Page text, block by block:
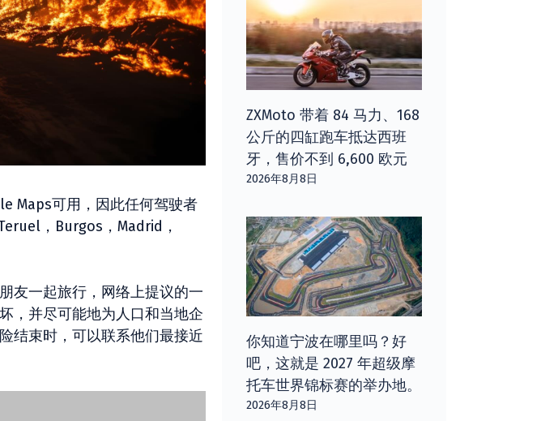
Maps可用，因此任何驾驶者
，Burgos，Madrid，
友一起旅行，网络上提议的一
，并尽可能地为人口和当地企
结束时，可以联系他们最接近
ZXMoto 带着 84 马力、168
公斤的四缸跑车抵达西班
牙，售价不到 6,600 欧元
2026年8月8日
你知道宁波在哪里吗？好
吧，这就是 2027 年超级摩
托车世界锦标赛的举办地。
2026年8月8日